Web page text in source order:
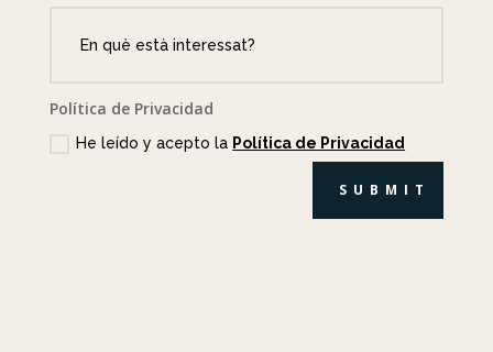
Política de Privacidad
He leído y acepto la Política de Privacidad
SUBMIT